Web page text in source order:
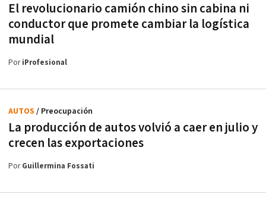
El revolucionario camión chino sin cabina ni
conductor que promete cambiar la logística
mundial
PoriProfesional
La producción de autos volvió a caer en julio y
crecen las exportaciones
AUTOS / Preocupación
PorGuillermina Fossati